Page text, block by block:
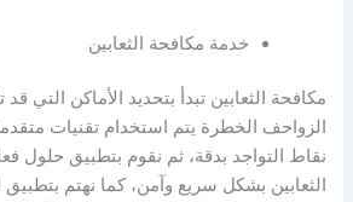
خدمة مكافحة الثعابين
مكافحة الثعابين تبدأ بتحديد الأماكن التي
الزواحف الخطرة يتم استخدام تقنيات
نقاط التواجد بدقة، ثم نقوم بتطبيق حلول
الثعابين بشكل سريع وآمن، كما نهتم